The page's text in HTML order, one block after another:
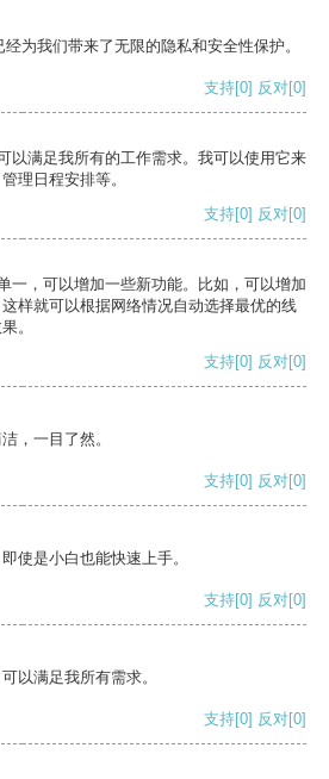
为我们带来了无限的隐私和安全性保护。
支持[0] 反对[0]
以满足我所有的工作需求。我可以使用它来
理日程安排等。
支持[0] 反对[0]
一，可以增加一些新功能。比如，可以增加
样就可以根据网络情况自动选择最优的线
。
支持[0] 反对[0]
，一目了然。
支持[0] 反对[0]
使是小白也能快速上手。
支持[0] 反对[0]
以满足我所有需求。
支持[0] 反对[0]